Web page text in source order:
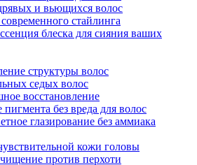
и вьющихся волос
стайлинга
блеска для сияния ваших
структуры волос
седых волос
восстановление
без вреда для волос
глазирование без аммиака
кожи головы
против перхоти